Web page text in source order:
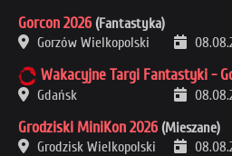
Gorcon 2026 (Fantastyka)
Gorzów Wielkopolski
Wakacyjne Targi Fantastyki -
Gdańsk
Grodziski MiniKon 2026 (Mieszane)
Grodzisk Wielkopolski